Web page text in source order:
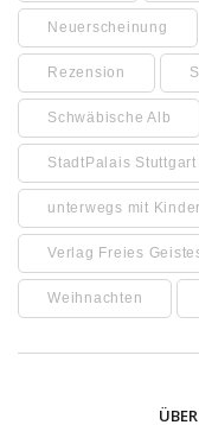
Neuerscheinung
Rezension
Schwäbische Alb
StadtPalais Stuttgart
unterwegs mit
Verlag Freies
Weihnachten